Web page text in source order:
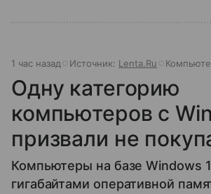
1 час назад Источник: Lenta.Ru
Одну категорию
компьютеров с
призвали не
Компьютеры на базе Windows
гигабайтами оперативной